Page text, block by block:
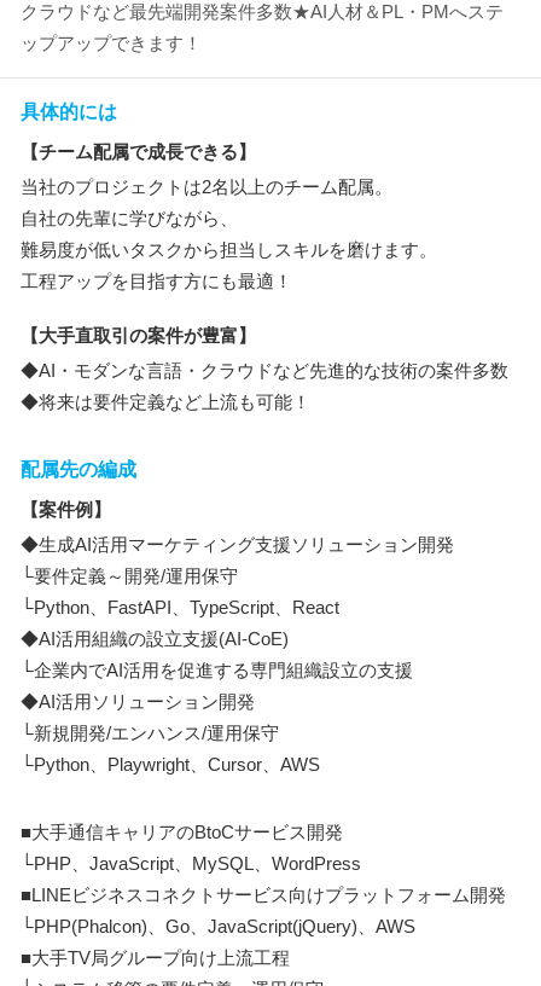
クラウドなど最先端開発案件多数★AI人材＆PL・PMへステ
ップアップできます！
具体的には
【チーム配属で成長できる】
当社のプロジェクトは2名以上のチーム配属。
自社の先輩に学びながら、
難易度が低いタスクから担当しスキルを磨けます。
工程アップを目指す方にも最適！
【大手直取引の案件が豊富】
◆AI・モダンな言語・クラウドなど先進的な技術の案件多数
◆将来は要件定義など上流も可能！
配属先の編成
【案件例】
◆生成AI活用マーケティング支援ソリューション開発
└要件定義～開発/運用保守
└Python、FastAPI、TypeScript、React
◆AI活用組織の設立支援(AI-CoE)
└企業内でAI活用を促進する専門組織設立の支援
◆AI活用ソリューション開発
└新規開発/エンハンス/運用保守
└Python、Playwright、Cursor、AWS
■大手通信キャリアのBtoCサービス開発
└PHP、JavaScript、MySQL、WordPress
■LINEビジネスコネクトサービス向けプラットフォーム開発
└PHP(Phalcon)、Go、JavaScript(jQuery)、AWS
■大手TV局グループ向け上流工程